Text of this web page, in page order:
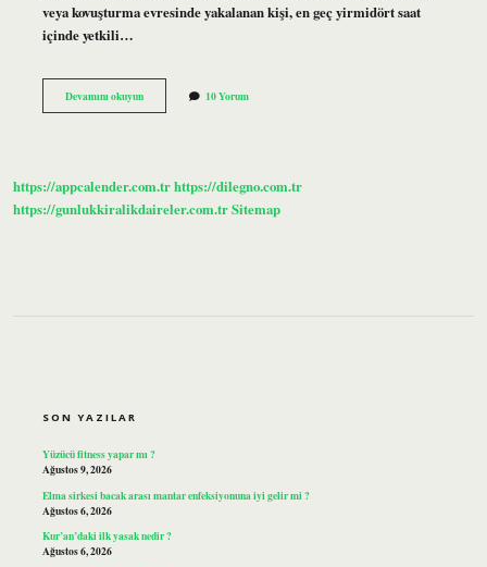
veya kovuşturma evresinde yakalanan kişi, en geç yirmidört saat
içinde yetkili…
Devamını okuyunYakalama
Emri
10 Yorum
https://appcalender.com.trhttps://dilegno.com.tr
https://gunlukkiralikdaireler.com.trSitemap
SON YAZILAR
Yüzücü fitness yapar mı ?
Ağustos 9, 2026
Elma sirkesi bacak arası mantar enfeksiyonuna iyi gelir mi ?
Ağustos 6, 2026
Kur’an’daki ilk yasak nedir ?
Ağustos 6, 2026